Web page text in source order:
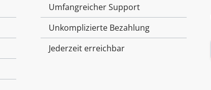
Umfangreicher Support
Unkomplizierte Bezahlung
Jederzeit erreichbar